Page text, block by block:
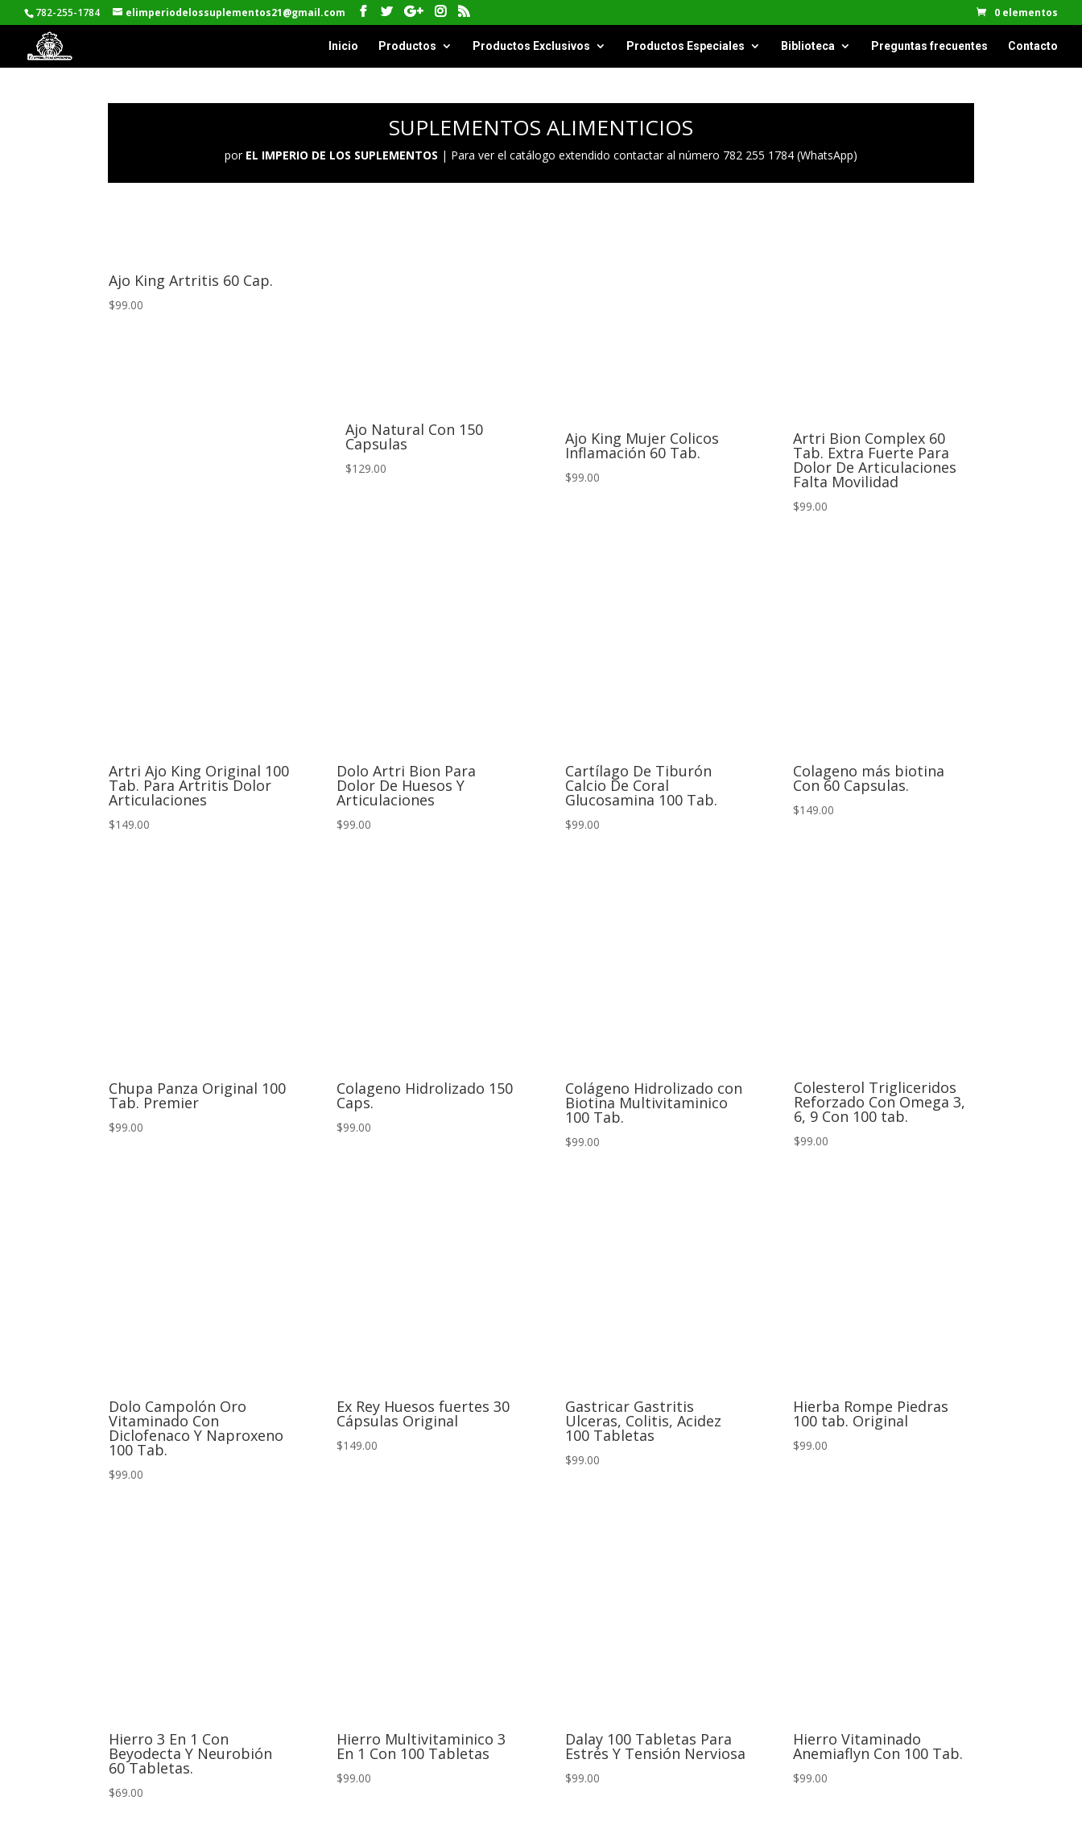
782-255-1784 elimperiodelossuplementos21@gmail.com 0 elementos
Inicio Productos Productos Exclusivos Productos Especiales Biblioteca Preguntas frecuentes Contacto
SUPLEMENTOS ALIMENTICIOS
por EL IMPERIO DE LOS SUPLEMENTOS | Para ver el catálogo extendido contactar al número 782 255 1784 (WhatsApp)
Ajo King Artritis 60 Cap.
$99.00
Ajo Natural Con 150
Capsulas
$129.00
Ajo King Mujer Colicos
Inflamación 60 Tab.
$99.00
Artri Bion Complex 60
Tab. Extra Fuerte Para
Dolor De Articulaciones
Falta Movilidad
$99.00
Artri Ajo King Original 100
Tab. Para Artritis Dolor
Articulaciones
$149.00
Dolo Artri Bion Para
Dolor De Huesos Y
Articulaciones
$99.00
Cartílago De Tiburón
Calcio De Coral
Glucosamina 100 Tab.
$99.00
Colageno más biotina
Con 60 Capsulas.
$149.00
Chupa Panza Original 100
Tab. Premier
$99.00
Colageno Hidrolizado 150
Caps.
$99.00
Colágeno Hidrolizado con
Biotina Multivitaminico
100 Tab.
$99.00
Colesterol Trigliceridos
Reforzado Con Omega 3,
6, 9 Con 100 tab.
$99.00
Dolo Campolón Oro
Vitaminado Con
Diclofenaco Y Naproxeno
100 Tab.
$99.00
Ex Rey Huesos fuertes 30
Cápsulas Original
$149.00
Gastricar Gastritis
Ulceras, Colitis, Acidez
100 Tabletas
$99.00
Hierba Rompe Piedras
100 tab. Original
$99.00
Hierro 3 En 1 Con
Beyodecta Y Neurobión
60 Tabletas.
$69.00
Hierro Multivitaminico 3
En 1 Con 100 Tabletas
$99.00
Dalay 100 Tabletas Para
Estrés Y Tensión Nerviosa
$99.00
Hierro Vitaminado
Anemiaflyn Con 100 Tab.
$99.00